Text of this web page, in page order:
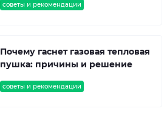
советы и рекомендации
советы и рекомендации
Почему гаснет газовая тепловая
пушка: причины и решение